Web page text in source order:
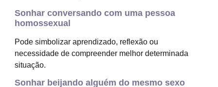
Sonhar conversando com uma pessoa
homossexual
Pode simbolizar aprendizado, reflexão ou
necessidade de compreender melhor determinada
situação.
Sonhar beijando alguém do mesmo sexo